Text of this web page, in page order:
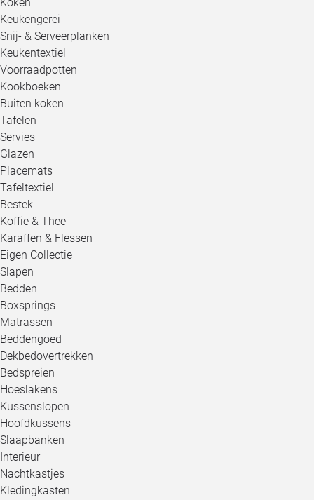
Keukengerei
Snij- & Serveerplanken
Keukentextiel
Voorraadpotten
Kookboeken
Buiten koken
Tafelen
Servies
Glazen
Placemats
Tafeltextiel
Bestek
Koffie & Thee
Karaffen & Flessen
Eigen Collectie
Slapen
Bedden
Boxsprings
Matrassen
Beddengoed
Dekbedovertrekken
Bedspreien
Hoeslakens
Kussenslopen
Hoofdkussens
Slaapbanken
Interieur
Nachtkastjes
Kledingkasten